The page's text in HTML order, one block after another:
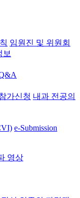
임원진 및 위원회
보
가신청 내과 전공의
e-Submission
영상